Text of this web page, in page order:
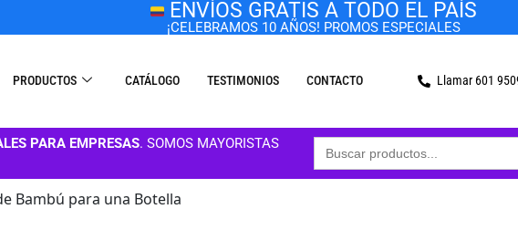
ENVÍOS GRATIS A TODO EL PAÍS
¡CELEBRAMOS 10 AÑOS! PROMOS ESPECIALES
PRODUCTOS CATÁLOGO TESTIMONIOS CONTACTO Llamar 601
PARA EMPRESAS. SOMOS MAYORISTAS Buscar:
Bambú para una Botella